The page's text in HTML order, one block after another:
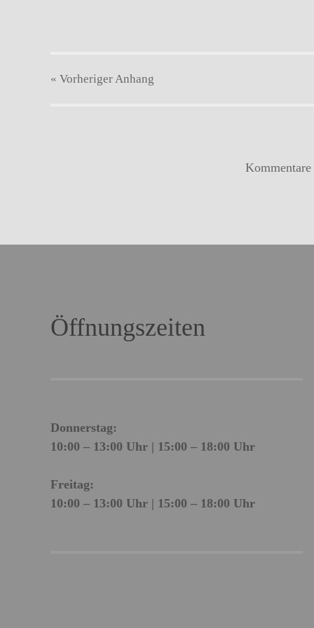
« Vorheriger Anhang
Kommentare
Öffnungszeiten
Donnerstag:
10:00 – 13:00 Uhr | 15:00 – 18:00 Uhr
Freitag:
10:00 – 13:00 Uhr | 15:00 – 18:00 Uhr